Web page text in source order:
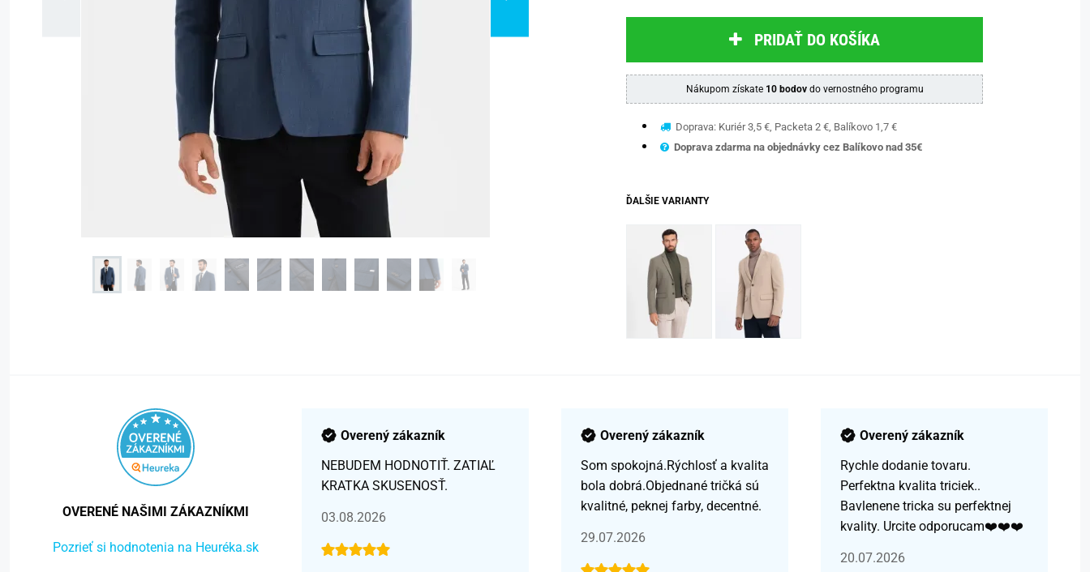
PRIDAŤ DO KOŠÍKA
Nákupom získate 10 bodovdo vernostného programu
Doprava: Kuriér 3,5 €, Packeta 2 €, Balíkovo 1,7 €
Doprava zdarma na objednávky cez Balíkovo nad 35€
ĎALŠIE VARIANTY
OVERENÉ NAŠIMI ZÁKAZNÍKMI
Pozrieť si hodnotenia na Heuréka.sk
Overený zákazník
NEBUDEM HODNOTIŤ. ZATIAĽ
KRATKA SKUSENOSŤ.
03.08.2026
Overený zákazník
Som spokojná.Rýchlosť a kvalita
bola dobrá.Objednané tričká sú
kvalitné, peknej farby, decentné.
29.07.2026
Overený zákazník
Rychle dodanie tovaru.
Perfektna kvalita triciek..
Bavlenene tricka su perfektnej
kvality. Urcite odporucam❤️❤️❤️
20.07.2026